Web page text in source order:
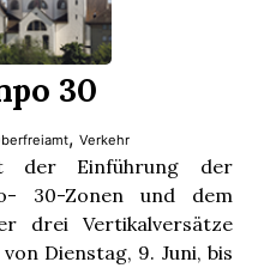
30
,Verkehr
der Einführung der
30-Zonen und dem
drei Vertikalversätze
Dienstag, 9. Juni, bis